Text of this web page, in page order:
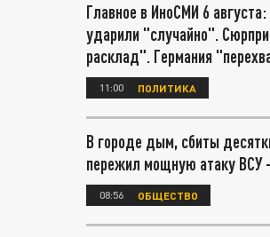
Главное в ИноСМИ 6
ударили "случайно".
расклад". Германия
11:00 ПОЛИТИКА
В городе дым, сбиты
пережил мощную атаку ВСУ
08:56 ОБЩЕСТВО